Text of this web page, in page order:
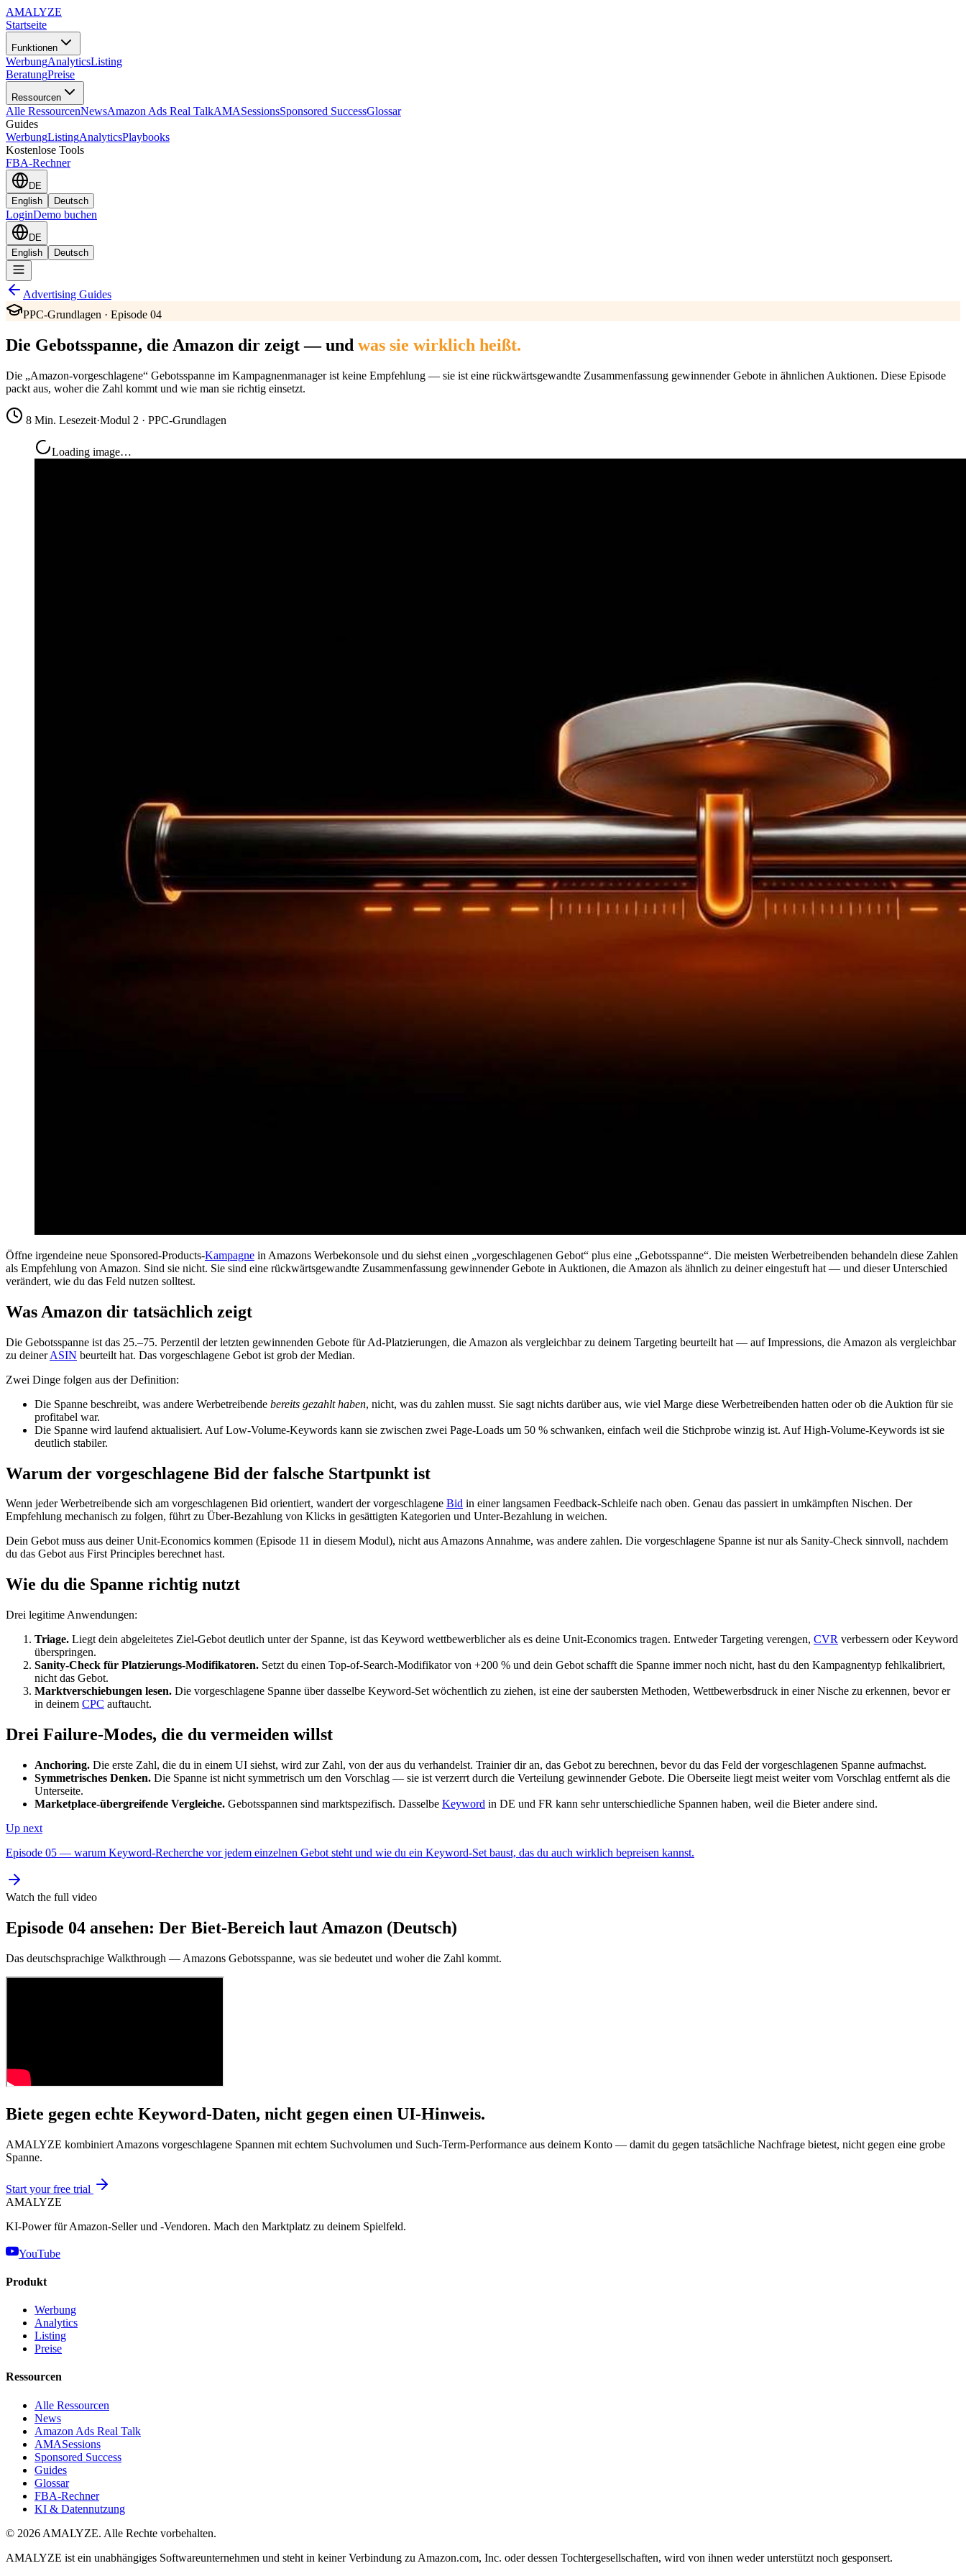
AMALYZE
Startseite
Funktionen
WerbungAnalyticsListing
BeratungPreise
Ressourcen
Alle RessourcenNewsAmazon Ads Real TalkAMASessionsSponsored SuccessGlossar
Guides
WerbungListingAnalyticsPlaybooks
Kostenlose Tools
FBA-Rechner
DE
English
Deutsch
LoginDemo buchen
DE
English
Deutsch
Advertising Guides
PPC-Grundlagen · Episode 04
Die Gebotsspanne, die Amazon dir zeigt — und was sie wirklich heißt.
Die „Amazon-vorgeschlagene“ Gebotsspanne im Kampagnenmanager ist keine Empfehlung — sie ist eine rückwärtsgewandte Zusammenfassung gewinnender Gebote in ähnlichen Auktionen. Diese Episode
packt aus, woher die Zahl kommt und wie man sie richtig einsetzt.
8 Min. Lesezeit·Modul 2 · PPC-Grundlagen
Loading image…
Öffne irgendeine neue Sponsored-Products-Kampagne in Amazons Werbekonsole und du siehst einen „vorgeschlagenen Gebot“ plus eine „Gebotsspanne“. Die meisten Werbetreibenden behandeln diese Zahlen
als Empfehlung von Amazon. Sind sie nicht. Sie sind eine rückwärtsgewandte Zusammenfassung gewinnender Gebote in Auktionen, die Amazon als ähnlich zu deiner eingestuft hat — und dieser Unterschied
verändert, wie du das Feld nutzen solltest.
Was Amazon dir tatsächlich zeigt
Die Gebotsspanne ist das 25.–75. Perzentil der letzten gewinnenden Gebote für Ad-Platzierungen, die Amazon als vergleichbar zu deinem Targeting beurteilt hat — auf Impressions, die Amazon als vergleichbar
zu deinerASIN beurteilt hat. Das vorgeschlagene Gebot ist grob der Median.
Zwei Dinge folgen aus der Definition:
Die Spanne beschreibt, was andere Werbetreibende bereits gezahlt haben, nicht, was du zahlen musst. Sie sagt nichts darüber aus, wie viel Marge diese Werbetreibenden hatten oder ob die Auktion für sie
profitabel war.
Die Spanne wird laufend aktualisiert. Auf Low-Volume-Keywords kann sie zwischen zwei Page-Loads um 50 % schwanken, einfach weil die Stichprobe winzig ist. Auf High-Volume-Keywords ist sie
deutlich stabiler.
Warum der vorgeschlagene Bid der falsche Startpunkt ist
Wenn jeder Werbetreibende sich am vorgeschlagenen Bid orientiert, wandert der vorgeschlagene Bid in einer langsamen Feedback-Schleife nach oben. Genau das passiert in umkämpften Nischen. Der
Empfehlung mechanisch zu folgen, führt zu Über-Bezahlung von Klicks in gesättigten Kategorien und Unter-Bezahlung in weichen.
Dein Gebot muss aus deiner Unit-Economics kommen (Episode 11 in diesem Modul), nicht aus Amazons Annahme, was andere zahlen. Die vorgeschlagene Spanne ist nur als Sanity-Check sinnvoll, nachdem
du das Gebot aus First Principles berechnet hast.
Wie du die Spanne richtig nutzt
Drei legitime Anwendungen:
Triage. Liegt dein abgeleitetes Ziel-Gebot deutlich unter der Spanne, ist das Keyword wettbewerblicher als es deine Unit-Economics tragen. Entweder Targeting verengen, CVR verbessern oder Keyword
überspringen.
Sanity-Check für Platzierungs-Modifikatoren. Setzt du einen Top-of-Search-Modifikator von +200 % und dein Gebot schafft die Spanne immer noch nicht, hast du den Kampagnentyp fehlkalibriert,
nicht das Gebot.
Marktverschiebungen lesen. Die vorgeschlagene Spanne über dasselbe Keyword-Set wöchentlich zu ziehen, ist eine der saubersten Methoden, Wettbewerbsdruck in einer Nische zu erkennen, bevor er
in deinem CPC auftaucht.
Drei Failure-Modes, die du vermeiden willst
Anchoring. Die erste Zahl, die du in einem UI siehst, wird zur Zahl, von der aus du verhandelst. Trainier dir an, das Gebot zu berechnen, bevor du das Feld der vorgeschlagenen Spanne aufmachst.
Symmetrisches Denken. Die Spanne ist nicht symmetrisch um den Vorschlag — sie ist verzerrt durch die Verteilung gewinnender Gebote. Die Oberseite liegt meist weiter vom Vorschlag entfernt als die
Unterseite.
Marketplace-übergreifende Vergleiche. Gebotsspannen sind marktspezifisch. Dasselbe Keyword in DE und FR kann sehr unterschiedliche Spannen haben, weil die Bieter andere sind.
Up next
Episode 05 — warum Keyword-Recherche vor jedem einzelnen Gebot steht und wie du ein Keyword-Set baust, das du auch wirklich bepreisen kannst.
Watch the full video
Episode 04 ansehen: Der Biet-Bereich laut Amazon (Deutsch)
Das deutschsprachige Walkthrough — Amazons Gebotsspanne, was sie bedeutet und woher die Zahl kommt.
Biete gegen echte Keyword-Daten, nicht gegen einen UI-Hinweis.
AMALYZE kombiniert Amazons vorgeschlagene Spannen mit echtem Suchvolumen und Such-Term-Performance aus deinem Konto — damit du gegen tatsächliche Nachfrage bietest, nicht gegen eine grobe
Spanne.
Start your free trial
AMALYZE
KI-Power für Amazon-Seller und -Vendoren. Mach den Marktplatz zu deinem Spielfeld.
YouTube
Produkt
Werbung
Analytics
Listing
Preise
Ressourcen
Alle Ressourcen
News
Amazon Ads Real Talk
AMASessions
Sponsored Success
Guides
Glossar
FBA-Rechner
KI & Datennutzung
© 2026 AMALYZE. Alle Rechte vorbehalten.
AMALYZE ist ein unabhängiges Softwareunternehmen und steht in keiner Verbindung zu Amazon.com, Inc. oder dessen Tochtergesellschaften, wird von ihnen weder unterstützt noch gesponsert.